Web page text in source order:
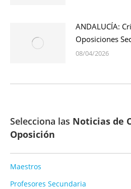
ANDALUCÍA:
Oposiciones
08/04/2026
Selecciona las Noticias de
Oposición
Maestros
Profesores Secundaria